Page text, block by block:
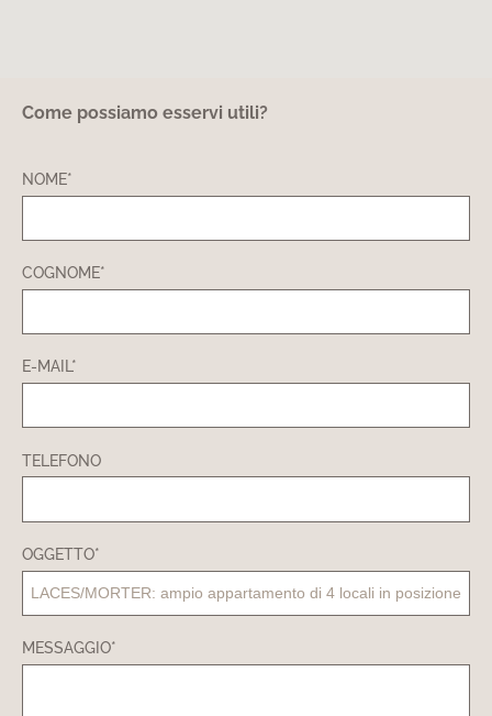
Come possiamo esservi utili?
NOME*
COGNOME*
E-MAIL*
TELEFONO
OGGETTO*
MESSAGGIO*